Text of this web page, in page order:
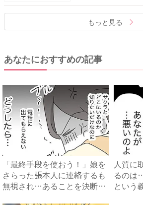
もっと見る
あなたにおすすめの記事
「最終手段を使おう！」娘を
さらった張本人に連絡するも
無視され…あることを決断！
人質に
るのは
という